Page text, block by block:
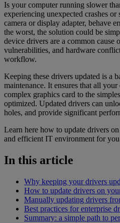
Is your computer running slower
experiencing unexpected crashes
camera or display adapter, behave
the worst, the solution could be
device drivers are a common cause
vulnerabilities, and hardware
workflow.
Keeping these drivers updated is a
maintenance. It ensures that all
complex graphics card to the
optimized. Updated drivers can
holes, and provide significant
Learn here how to update drivers
and efficient IT environment for
In this article
Why keeping your drivers
How to update drivers on
Manually updating drivers
Best practices for enterprise
Summary: a simple path to